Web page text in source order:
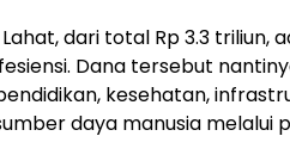
dari total Rp 3.3 triliun,
Dana tersebut
kesehatan,
daya manusia melalui